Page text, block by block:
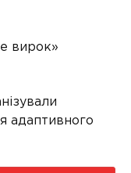
вирок»
адаптивного